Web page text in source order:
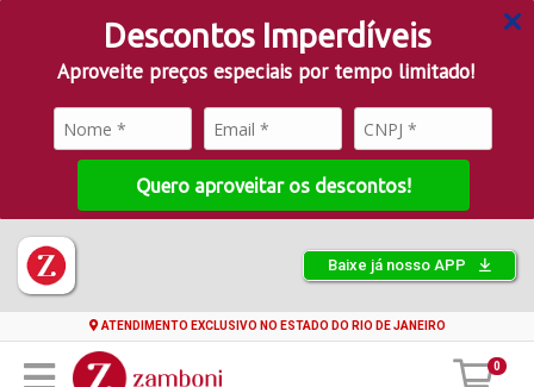
Descontos Imperdíveis
Aproveite preços especiais por tempo limitado!
Quero aproveitar os descontos!
Baixe já nosso APP
ATENDIMENTO EXCLUSIVO NO ESTADO DO RIO DE JANEIRO
0